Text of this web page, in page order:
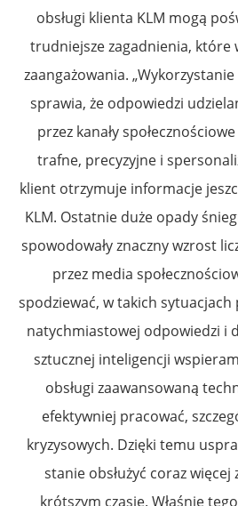
obsługi klienta KLM mogą
trudniejsze zagadnienia, które
zaangażowania.
sprawia, że odpowiedzi
przez kanały
trafne, precyzyjne i
klient otrzymuje informacje
KLM. Ostatnie duże opady
spowodowały znaczny wzrost
przez media
spodziewać, w takich sytuacjach
natychmiastowej odpowiedzi i
sztucznej inteligencji
obsługi zaawansowaną
efektywniej pracować,
kryzysowych. Dzięki temu
stanie obsłużyć coraz więcej
krótszym czasie. Właśnie